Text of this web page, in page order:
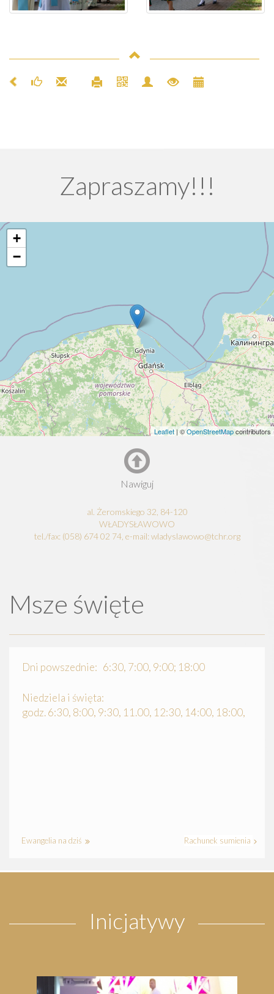
Zapraszamy!!!
+
−
Leaflet | ©OpenStreetMapcontributors
Nawiguj
al. Żeromskiego 32, 84-120
WŁADYSŁAWOWO
tel./fax: (058) 674 02 74, e-mail: wladyslawowo@tchr.org
Msze święte
Dni powszednie: 6:30, 7:00, 9:00; 18:00
Niedziela i święta:
godz. 6:30, 8:00, 9:30, 11.00, 12:30, 14:00, 18:00,
Ewangelia na dziś Rachunek sumienia
Inicjatywy